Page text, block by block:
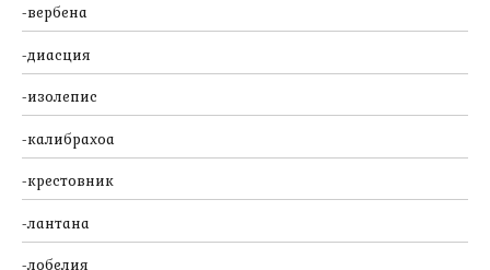
вербена
диасция
изолепис
калибрахоа
крестовник
лантана
лобелия